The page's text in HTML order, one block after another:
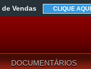
DOCUMENTÁRIOS
Vendas CLIQUE AQUI